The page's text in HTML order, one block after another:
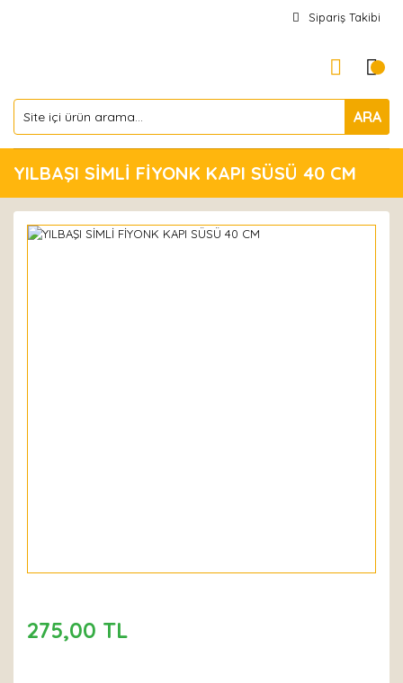
Sipariş Takibi
ARA
YILBAŞI SİMLİ FİYONK KAPI SÜSÜ 40 CM
275,00 TL